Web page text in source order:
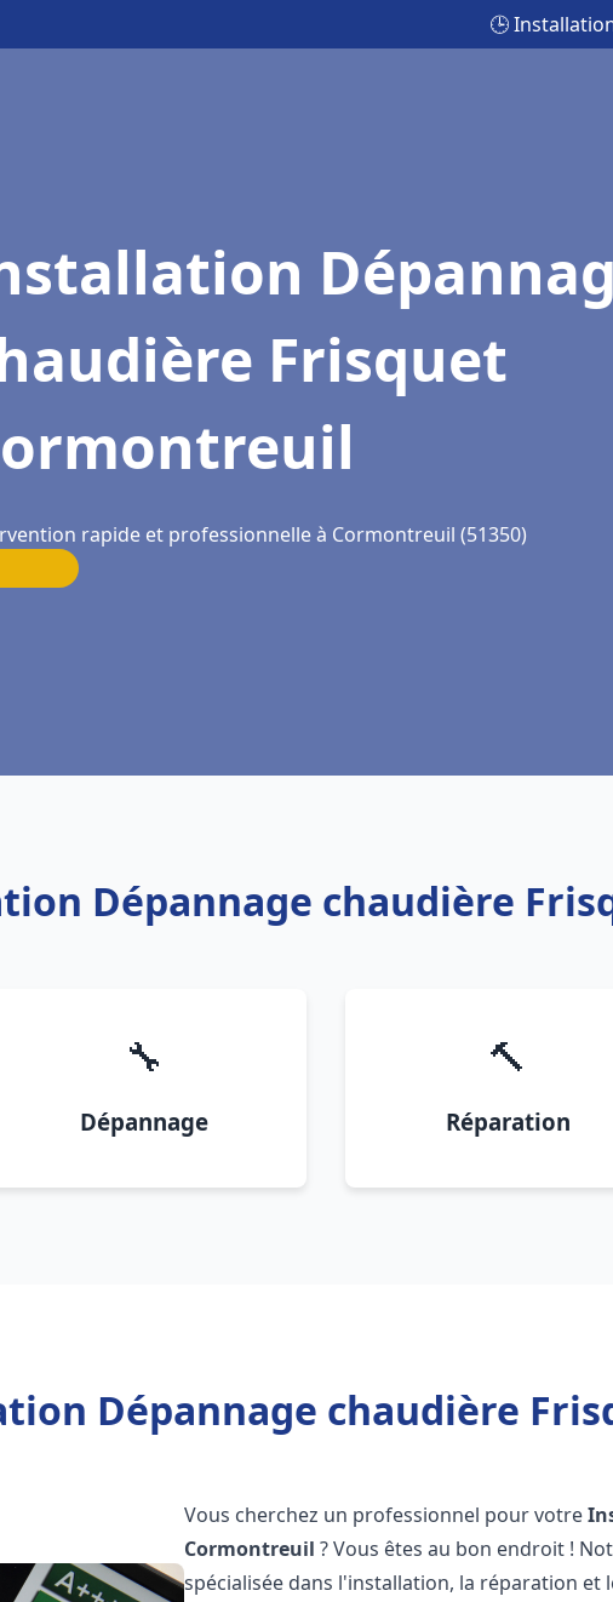
🕒
Frisquet
rapide et professionnelle à Cormontreuil (51350)
Dépannage chaudière
🔧
Dépannage
🔨
Réparation
Dépannage chaudière
Vous cherchez un professionnel pour votre
Cormontreuil ? Vous êtes au bon endroit !
spécialisée dans l'installation, la réparation et